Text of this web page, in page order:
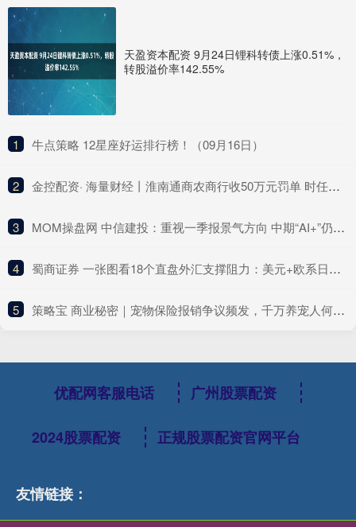
天盈资本配资 9月24日锂科转债上涨0.51%，
转股溢价率142.55%
1 ​牛点策略 12星座好运排行榜！（09月16日）
2 ​金控配资· 海量财经丨淮南通商农商行收50万元罚单 时任副行长、房地产信贷部总经理同时被警告
3 ​MOM操盘网 中信建投：重视一季报景气方向 中期“AI+”仍是核心主线
4 ​蜀商证券 一张图看18个直盘外汇支撑阻力：美元+欧系日系+商品货币+新兴货币(2025年6月5日)
5 ​策略宝 商业秘密｜宠物保险报销争议频发，千万养宠人何去何从
优配网客服电话 广州股票配资
2024股票配资 正规股票配资官网平台
友情链接：